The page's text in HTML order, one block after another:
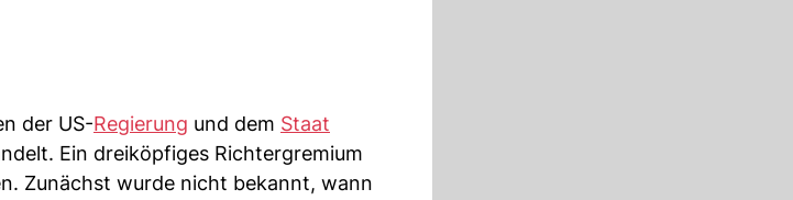
der US-Regierung und dem Staat
Ein dreiköpfiges Richtergremium
Zunächst wurde nicht bekannt, wann